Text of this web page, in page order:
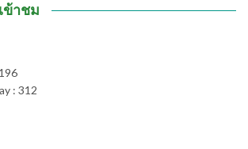
ข้าชม
: 312